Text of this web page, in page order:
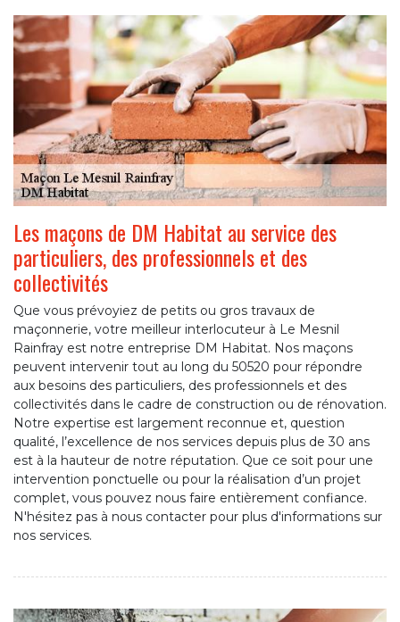
Les maçons de DM Habitat au service des
particuliers, des professionnels et des
collectivités
Que vous prévoyiez de petits ou gros travaux de
maçonnerie, votre meilleur interlocuteur à Le Mesnil
Rainfray est notre entreprise DM Habitat. Nos maçons
peuvent intervenir tout au long du 50520 pour répondre
aux besoins des particuliers, des professionnels et des
collectivités dans le cadre de construction ou de rénovation.
Notre expertise est largement reconnue et, question
qualité, l’excellence de nos services depuis plus de 30 ans
est à la hauteur de notre réputation. Que ce soit pour une
intervention ponctuelle ou pour la réalisation d’un projet
complet, vous pouvez nous faire entièrement confiance.
N'hésitez pas à nous contacter pour plus d'informations sur
nos services.